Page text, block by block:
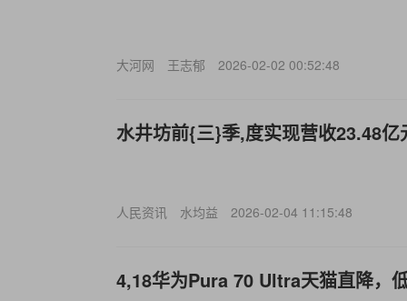
大河网 王志郁 2026-02-02 00:52:48
水井坊前{三}季,度实现营收23.48亿
人民资讯 水均益 2026-02-04 11:15:48
4,18华为Pura 70 Ultra天猫直降，